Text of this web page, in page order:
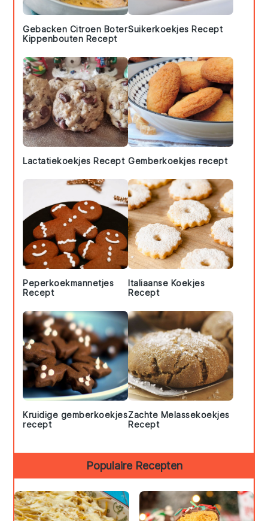
Gebacken Citroen Boter
Kippenbouten Recept
Suikerkoekjes Recept
Lactatiekoekjes Recept Gemberkoekjes recept
Peperkoekmannetjes
Recept
Italiaanse Koekjes
Recept
Kruidige gemberkoekjes
recept
Zachte Melassekoekjes
Recept
Populaire Recepten